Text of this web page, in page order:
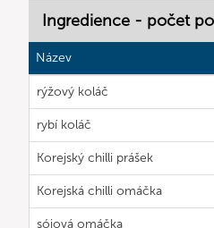
Ingredience - počet
Název
rýžový koláč
rybí koláč
Korejský chilli prášek
Korejská chilli omáčka
sójová omáčka